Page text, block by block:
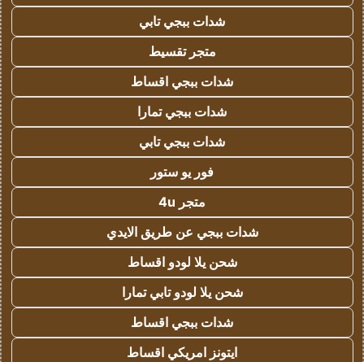
شدات ببجي تابي
متجر تقسيط
شدات ببجي اقساط
شدات ببجي تمارا
شدات ببجي تابي
فور يو ستور
متجر 4u
شدات ببجي عن طريق الايدي
شحن يلا لودو اقساط
شحن يلا لودو تابي تمارا
شدات ببجي اقساط
ايتونز امريكي اقساط